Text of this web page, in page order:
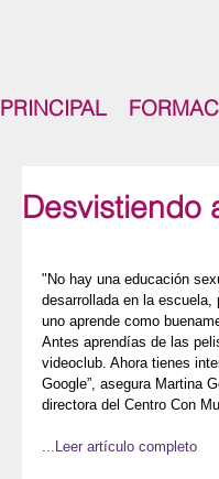
PRINCIPAL
Desvistiendo
"No hay una educación
desarrollada en la escuela,
uno aprende como
Antes aprendías de las
videoclub. Ahora tienes
Google”, asegura Martina
directora del Centro Con
...Leer artículo completo